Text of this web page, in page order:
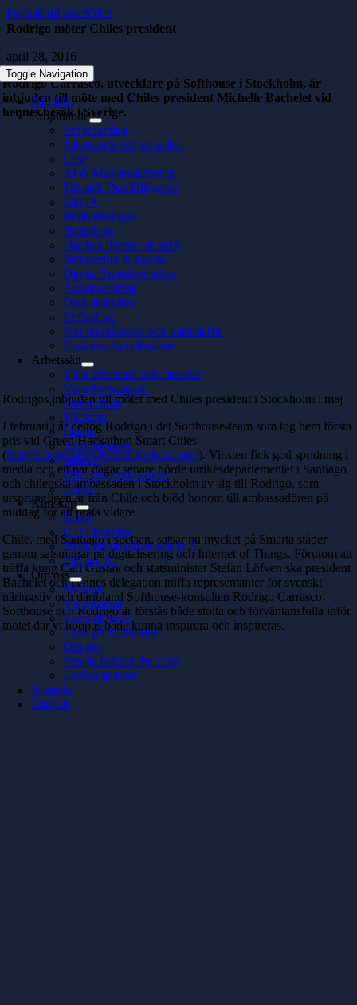
Fortsätt till innehållet
Toggle Navigation
AI / ML
Erbjudande
Erbjudanden
Paketerade erbjudanden
Case
AI & Maskininlärning
Teknisk Due Diligence
UI/UX
Molnlösningar
Nearshore
Digitala tjänster & Web
Investering & kapital
Digital Transformation
Apputveckling
Data analytics
Embedded
Kommunikation och varumärke
Business Acceleration
Arbetssätt
Våra arbetssätt och metoder
Våra leveranssätt
Partnerskap
Telekom
Finans
Produktbolag
Industri
Offentlig verksamhet
Energi
Kunskap
Event
CTO Insights
Nedladdningsbart och In 5
Allt om AI
Om oss
Nyheter
Våra kontor
Konsultquizet
Livet på Softhouse
Om oss
People behind the code
Lediga tjänster
Kontakt
English
Rodrigo möter Chiles president
april 28, 2016
Rodrigo Carrasco, utvecklare på Softhouse i Stockholm, är
inbjuden till möte med Chiles president Michelle Bachelet vid
hennes besök i Sverige.
Rodrigos inbjudan till mötet med Chiles president i Stockholm i maj
I februari i år deltog Rodrigo i det Softhouse-team som tog hem första
pris vid Green Hackathon Smart Cities
(http://smartcities.greenhackathon.com/). Vinsten fick god spridning i
media och ett par dagar senare hörde utrikesdepartementet i Santiago
och chilenska ambassaden i Stockholm av sig till Rodrigo, som
ursprungligen är från Chile och bjöd honom till ambassadören på
middag för att prata vidare.
Chile, med Santiago i spetsen, satsar nu mycket på Smarta städer
genom satsningar på digitalisering och Internet of Things. Förutom att
träffa kung Carl Gustav och statsminister Stefan Löfven ska president
Bachelet och hennes delegation träffa representanter för svenskt
näringsliv och däribland Softhouse-konsulten Rodrigo Carrasco.
Softhouse och Rodrigo är förstås både stolta och förväntansfulla inför
mötet där vi hoppas både kunna inspirera och inspireras.